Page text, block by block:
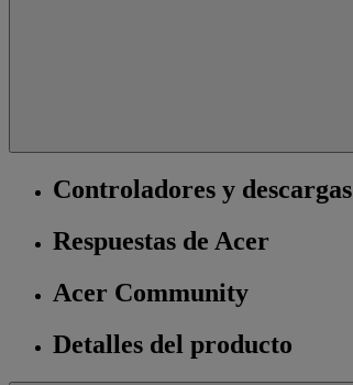
Controladores y descargas
Respuestas de Acer
Acer Community
Detalles del producto